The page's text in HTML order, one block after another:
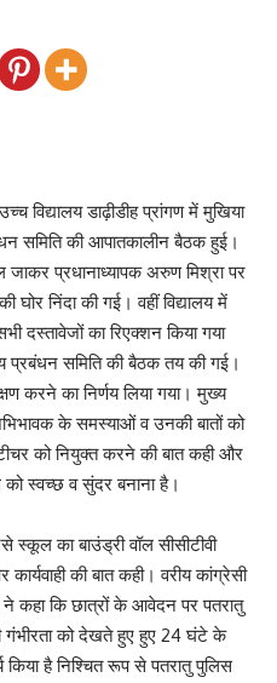
विद्यालय डाढ़ीडीह प्रांगण में मुखिया
समिति की आपातकालीन बैठक हुई।
जाकर प्रधानाध्यापक अरुण मिश्रा पर
घोर निंदा की गई। वहीं विद्यालय में
दस्तावेजों का रिएक्शन किया गया
प्रबंधन समिति की बैठक तय की गई।
करने का निर्णय लिया गया। मुख्य
के समस्याओं व उनकी बातों को
को नियुक्त करने की बात कही और
स्वच्छ व सुंदर बनाना है।
का बाउंड्री वॉल सीसीटीवी
की बात कही। वरीय कांग्रेसी
कहा कि छात्रों के आवेदन पर पतरातु
गंभीरता को देखते हुए हुए 24 घंटे के
है निश्चित रूप से पतरातु पुलिस